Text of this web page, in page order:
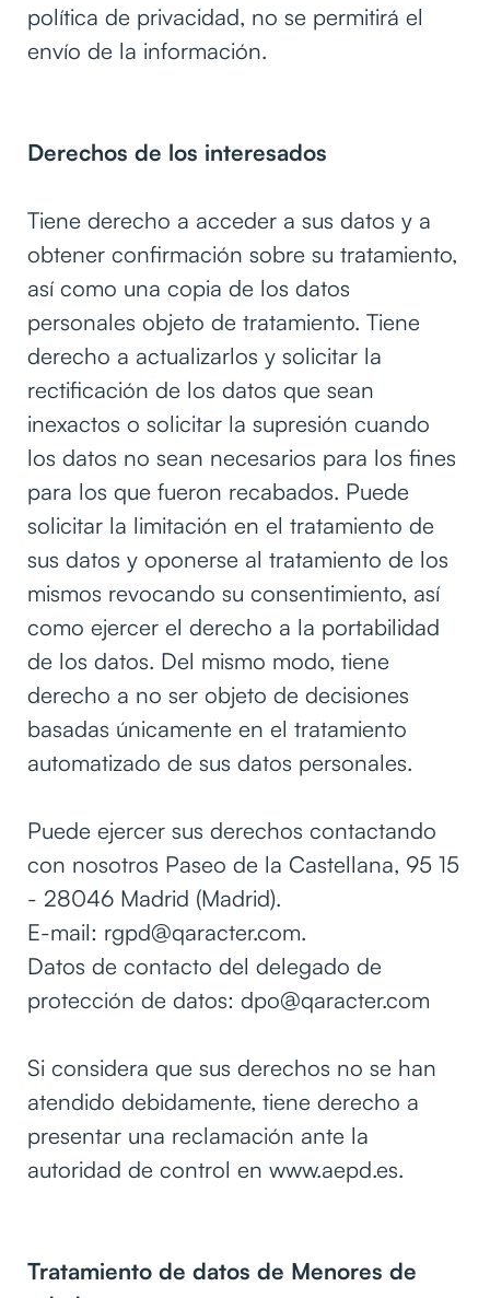
política de privacidad, no se permitirá el
envío de la información.
Derechos de los interesados
Tiene derecho a acceder a sus datos y a
obtener confirmación sobre su tratamiento,
así como una copia de los datos
personales objeto de tratamiento. Tiene
derecho a actualizarlos y solicitar la
rectificación de los datos que sean
inexactos o solicitar la supresión cuando
los datos no sean necesarios para los fines
para los que fueron recabados. Puede
solicitar la limitación en el tratamiento de
sus datos y oponerse al tratamiento de los
mismos revocando su consentimiento, así
como ejercer el derecho a la portabilidad
de los datos. Del mismo modo, tiene
derecho a no ser objeto de decisiones
basadas únicamente en el tratamiento
automatizado de sus datos personales.
Puede ejercer sus derechos contactando
con nosotros Paseo de la Castellana, 95 15
- 28046 Madrid (Madrid).
E-mail: rgpd@qaracter.com.
Datos de contacto del delegado de
protección de datos: dpo@qaracter.com
Si considera que sus derechos no se han
atendido debidamente, tiene derecho a
presentar una reclamación ante la
autoridad de control en www.aepd.es.
Tratamiento de datos de Menores de